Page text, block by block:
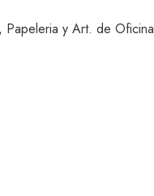
, Papeleria y Art. de Oficina